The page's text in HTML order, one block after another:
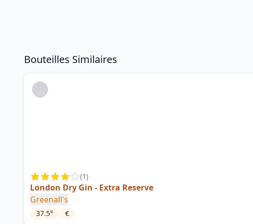
Bouteilles Similaires
(1)
London Dry Gin - Extra Reserve
Greenall's
37.5° €